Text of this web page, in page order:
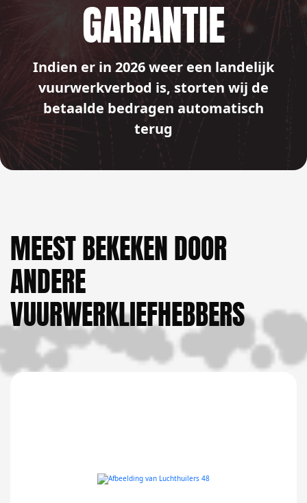
GARANTIE
Indien er in 2026 weer een landelijk
vuurwerkverbod is, storten wij de
betaalde bedragen automatisch
terug
MEEST BEKEKEN DOOR
ANDERE
VUURWERKLIEFHEBBERS